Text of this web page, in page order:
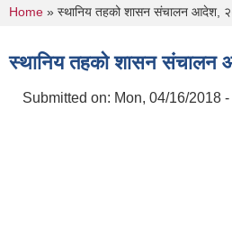
You are here
Home » स्थानिय तहको शासन संचालन आदेश,
स्थानिय तहको शासन
Submitted on: Mon, 04/16/2018